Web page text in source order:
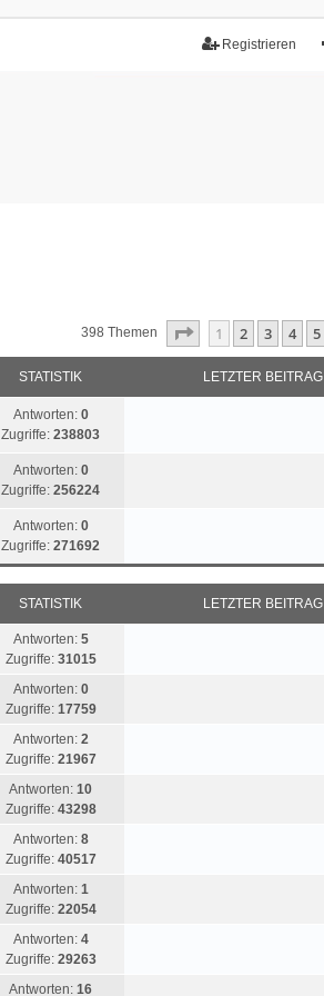
Registrieren
398 Themen Seite Von
1 2 3 4 5
STATISTIK LETZTER BEITRAG
Antworten: 0
Zugriffe:238803
Antworten: 0
Zugriffe:256224
Antworten: 0
Zugriffe:271692
STATISTIK LETZTER BEITRAG
Antworten: 5
Zugriffe: 31015
Antworten: 0
Zugriffe: 17759
Antworten: 2
Zugriffe: 21967
Antworten:10
Zugriffe: 43298
Antworten: 8
Zugriffe: 40517
Antworten: 1
Zugriffe: 22054
Antworten: 4
Zugriffe: 29263
Antworten:16